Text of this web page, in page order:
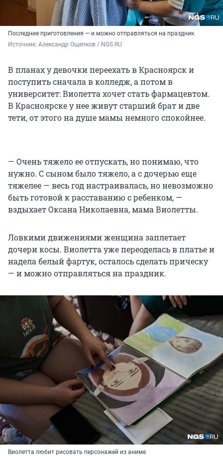
Последние приготовления — и можно отправляться на праздник
Источник: Александр Ощепков / NGS.RU
В планах у девочки переехать в Красноярск и
поступить сначала в колледж, а потом в
университет: Виолетта хочет стать фармацевтом.
В Красноярске у нее живут старший брат и две
тети, от этого на душе мамы немного спокойнее.
— Очень тяжело ее отпускать, но понимаю, что
нужно. С сыном было тяжело, а с дочерью еще
тяжелее — весь год настраивалась, но невозможно
быть готовой к расставанию с ребенком, —
вздыхает Оксана Николаевна, мама Виолетты.
Ловкими движениями женщина заплетает
дочери косы. Виолетта уже переоделась в платье и
надела белый фартук, осталось сделать прическу
— и можно отправляться на праздник.
Виолетта любит рисовать персонажей из аниме